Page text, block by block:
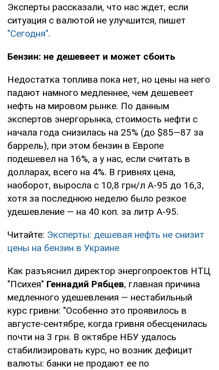
Эксперты рассказали, что нас ждет, если
ситуация с валютой не улучшится, пишет
"Сегодня".
Бензин: не дешевеет и может сбоить
Недостатка топлива пока нет, но цены на него
падают намного медленнее, чем дешевеет
нефть на мировом рынке. По данным
экспертов энергорынка, стоимость нефти с
начала года снизилась на 25% (до $85—87 за
баррель), при этом бензин в Европе
подешевел на 16%, а у нас, если считать в
долларах, всего на 4%. В гривнях цена,
наоборот, выросла с 10,8 грн/л А-95 до 16,3,
хотя за последнюю неделю было резкое
удешевление — на 40 коп. за литр А-95.
Читайте: Эксперты: дешевая нефть не снизит
цены на бензин в Украине
Как разъяснил директор энергопроектов НТЦ
"Психея" Геннадий Рябцев, главная причина
медленного удешевления — нестабильный
курс гривни: "Особенно это проявилось в
августе-сентябре, когда гривня обесценилась
почти на 3 грн. В октябре НБУ удалось
стабилизировать курс, но возник дефицит
валюты: банки не продают ее по